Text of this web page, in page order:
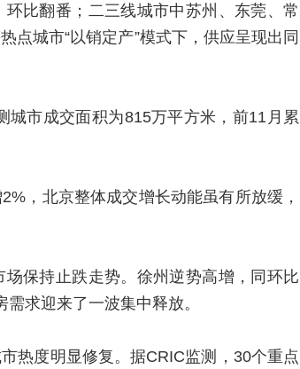
比翻番；二三线城市中苏州、东莞、常
点城市“以销定产”模式下，供应呈现出同
城市成交面积为815万平方米，前11月累
，北京整体成交增长动能虽有所放缓，
场保持止跌走势。徐州逆势高增，同环比
求迎来了一波集中释放。
热度明显修复。据CRIC监测，30个重点